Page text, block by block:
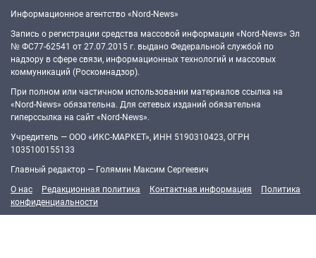
Информационное агентство «Nord-News»
Запись о регистрации средства массовой информации «Nord-News» Эл
№ ФС77-62541 от 27.07.2015 г. выдано Федеральной службой по
надзору в сфере связи, информационных технологий и массовых
коммуникаций (Роскомнадзор).
При полном или частичном использовании материалов ссылка на
«Nord-News» обязательна. Для сетевых изданий обязательна
гиперссылка на сайт «Nord-News».
Учредитель — ООО «ИКС-МАРКЕТ», ИНН 5190310423, ОГРН
1035100155133
Главный редактор — Голямин Максим Сергеевич
О нас
Редакционная политика Контактная информация
Политика
конфиденциальности